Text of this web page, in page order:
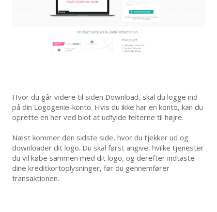
Hvor du går videre til siden Download, skal du logge ind
på din Logogenie-konto. Hvis du ikke har en konto, kan du
oprette en her ved blot at udfylde felterne til højre.
Næst kommer den sidste side, hvor du tjekker ud og
downloader dit logo. Du skal først angive, hvilke tjenester
du vil købe sammen med dit logo, og derefter indtaste
dine kreditkortoplysninger, før du gennemfører
transaktionen.